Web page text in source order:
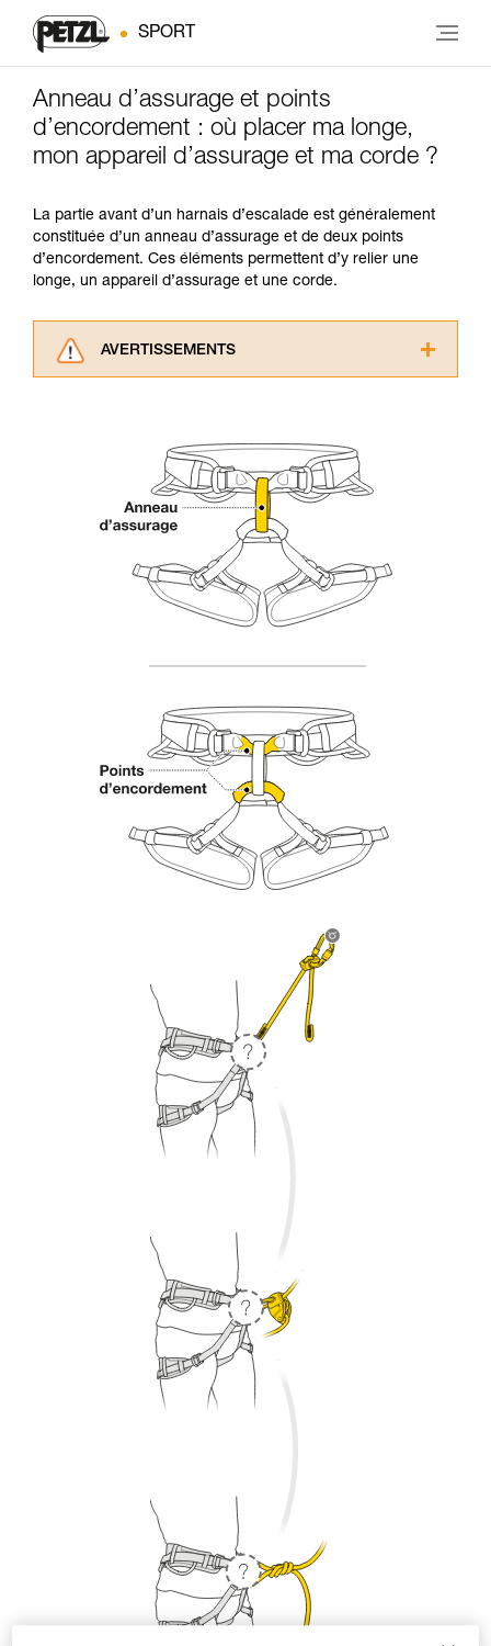
SPORT
Anneau d’assurage et points
d’encordement : où placer ma longe,
mon appareil d’assurage et ma corde ?
La partie avant d’un harnais d’escalade est généralement
constituée d’un anneau d’assurage et de deux points
d’encordement. Ces éléments permettent d’y relier une
longe, un appareil d’assurage et une corde.
AVERTISSEMENTS
informations de la notice technique pour
pouvoir comprendre ce complément
d’informations.
Maîtriser ces techniques nécessite une
formation et un entraînement spécifique. Validez
avec un professionnel votre capacité à refaire
la manipulation, seul, en toute sécurité, avant
de la reproduire en autonomie.
Nous donnons des exemples de techniques